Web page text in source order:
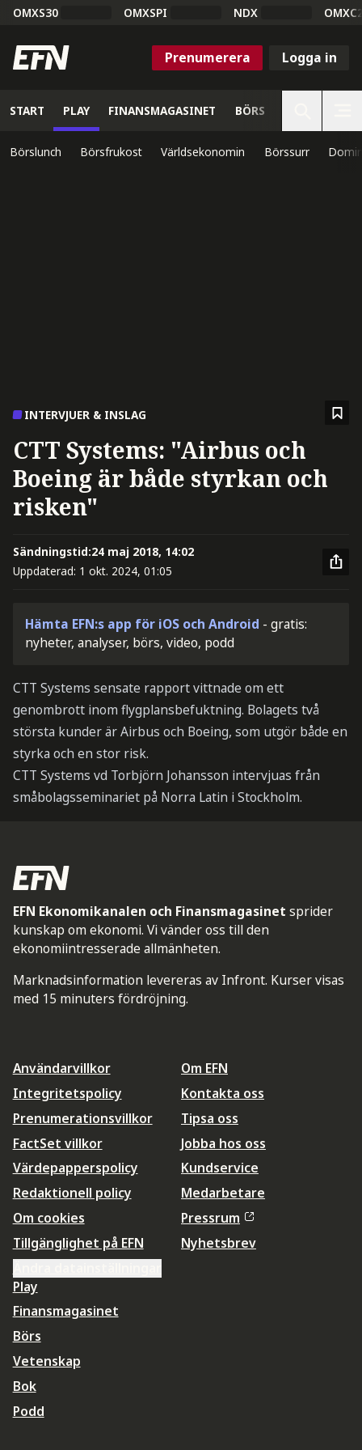
OMXS30 OMXSPI NDX
Prenumerera Logga in
START PLAY FINANSMAGASINET BÖRS
Börslunch Börsfrukost Världsekonomin Börssurr
INTERVJUER & INSLAG
CTT Systems: "Airbus och
Boeing är både styrkan och
risken"
Sändningstid:24 maj 2018, 14:02
Uppdaterad: 1 okt. 2024, 01:05
Hämta EFN:s app för iOS och Android - gratis:
nyheter, analyser, börs, video, podd
CTT Systems sensate rapport vittnade om ett
genombrott inom flygplansbefuktning. Bolagets två
största kunder är Airbus och Boeing, som utgör både en
styrka och en stor risk.
CTT Systems vd Torbjörn Johansson intervjuas från
småbolagsseminariet på Norra Latin i Stockholm.
EFN Ekonomikanalen och Finansmagasinet sprider
kunskap om ekonomi. Vi vänder oss till den
ekonomiintresserade allmänheten.
Marknadsinformation levereras av Infront. Kurser visas
med 15 minuters fördröjning.
Användarvillkor
Integritetspolicy
Prenumerationsvillkor
FactSet villkor
Värdepapperspolicy
Redaktionell policy
Om cookies
Tillgänglighet på EFN
Om EFN
Kontakta oss
Tipsa oss
Jobba hos oss
Kundservice
Medarbetare
Pressrum
Nyhetsbrev
Play
Finansmagasinet
Börs
Vetenskap
Bok
Podd